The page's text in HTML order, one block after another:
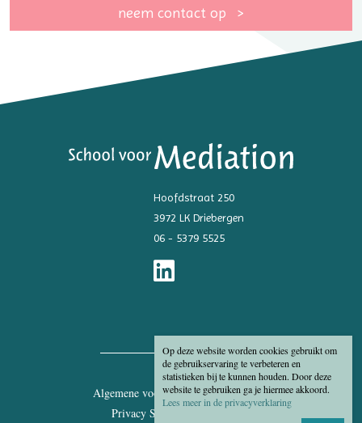
Op deze website worden cookies gebruikt om
de gebruikservaring te verbeteren en
statistieken bij te kunnen houden. Door deze
website te gebruiken ga je hiermee akkoord.
Lees meer in de privacyverklaring
neem contact op
Hoofdstraat 250
3972 LK Driebergen
06 - 5379 5525
Algemene voorwaarden
Disclaimer
Privacy Statement
Cookies